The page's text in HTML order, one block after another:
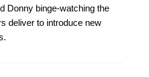
Donny binge-watching the
deliver to introduce new